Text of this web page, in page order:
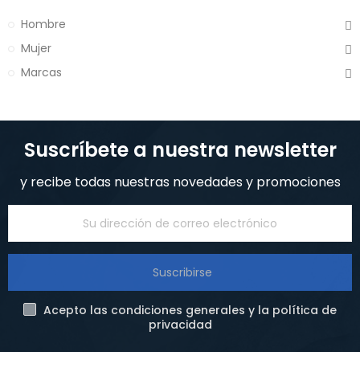
Hombre
Mujer
Marcas
Suscríbete a nuestra newsletter
y recibe todas nuestras novedades y promociones
Suscribirse
Acepto las condiciones generales y la política de
privacidad